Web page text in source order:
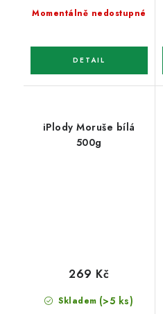
Momentálně nedostupné
iPlody Moruše bílá
500g
Skladem (>5 ks)
269 Kč